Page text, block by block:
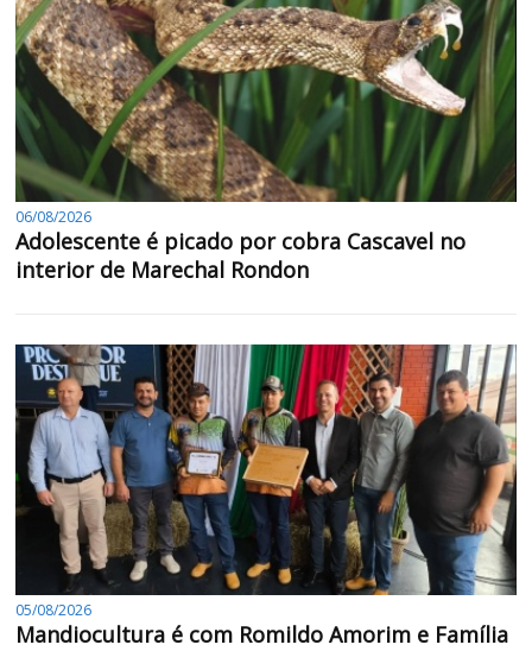
06/08/2026
Adolescente é picado por cobra Cascavel no
interior de Marechal Rondon
05/08/2026
Mandiocultura é com Romildo Amorim e Família